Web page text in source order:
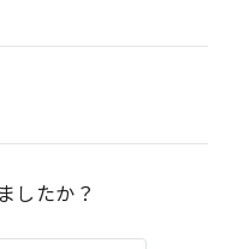
したか？